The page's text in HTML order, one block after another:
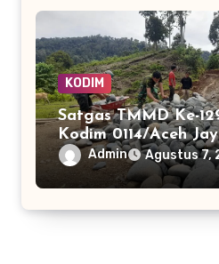
KODIM
Satgas TMMD Ke-
Kodim 0114/Aceh
Lanjutkan
Jembatan Kayu 4×6
Admin Agustus 7,